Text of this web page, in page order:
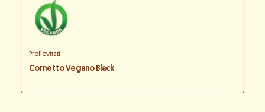
Prelievitati
Cornetto Vegano Black